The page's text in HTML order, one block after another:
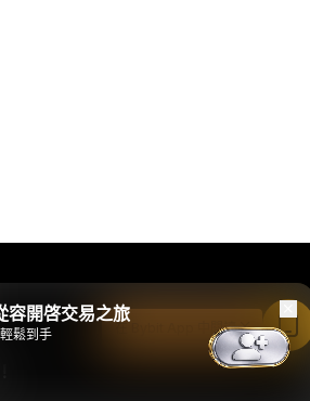
容開啓交易之旅
鬆到手 在 Bybit App 中閱讀